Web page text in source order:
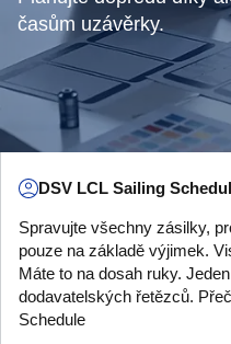
časům uzávěrky.
DSV LCL Sailing
Spravujte všechny zásilky,
pouze na základě výjimek.
Máte to na dosah ruky.
dodavatelských řetězců.
Schedule